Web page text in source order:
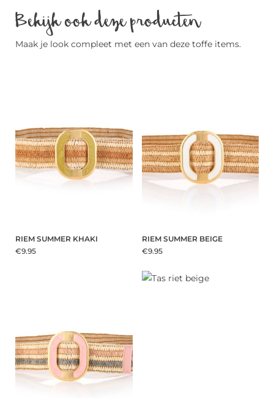
Bekijk ook deze producten
Maak je look compleet met een van deze toffe items.
RIEM SUMMER KHAKI
€9.95
RIEM SUMMER BEIGE
€9.95